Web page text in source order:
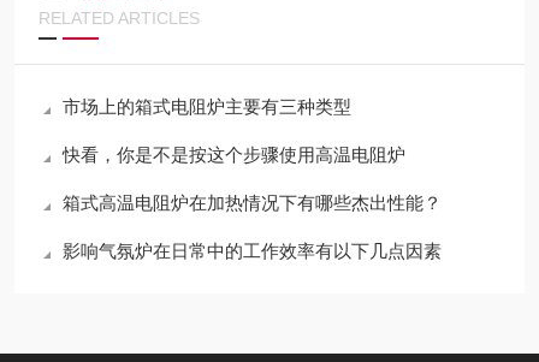
RELATED ARTICLES
市场上的箱式电阻炉主要有三种类型
快看，你是不是按这个步骤使用高温电阻炉
箱式高温电阻炉在加热情况下有哪些杰出性能？
影响气氛炉在日常中的工作效率有以下几点因素